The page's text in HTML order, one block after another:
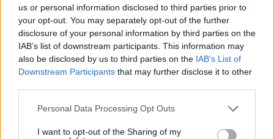
us or personal information disclosed to third parties prior to
your opt-out. You may separately opt-out of the further
disclosure of your personal information by third parties on the
IAB’s list of downstream participants. This information may
also be disclosed by us to third parties on the IAB’s List of
Downstream Participants that may further disclose it to other
Please note that this website/app uses one or more Google
not limited to your visit or usage behaviour. You may click to
Personal Data Processing Opt Outs
I want to opt-out of the Sharing of my